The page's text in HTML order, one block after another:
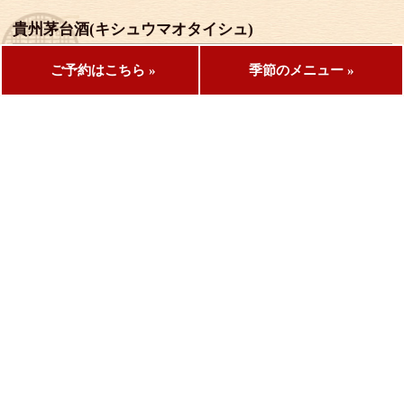
貴州茅台酒(キシュウマオタイシュ)
ご予約はこちら » 季節のメニュー »